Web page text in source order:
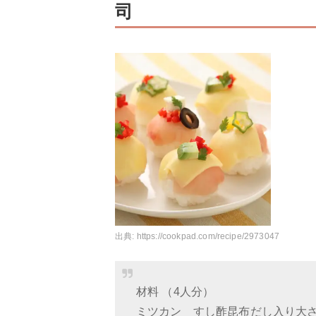
司
出典: https://cookpad.com/recipe/2973047
材料 （4人分）
ミツカン すし酢昆布だし入り大